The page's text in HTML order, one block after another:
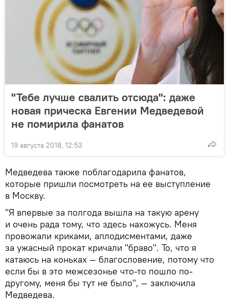
"Тебе лучше свалить отсюда": даже
новая прическа Евгении Медведевой
не помирила фанатов
19 августа 2018, 12:53
Медведева также поблагодарила фанатов,
которые пришли посмотреть на ее выступление
в Москву.
"Я впервые за полгода вышла на такую арену
и очень рада тому, что здесь нахожусь. Меня
провожали криками, аплодисментами, даже
за ужасный прокат кричали "браво". То, что я
катаюсь на коньках — благословение, потому что
если бы в это межсезонье что-то пошло по-
другому, меня бы тут не было", — заключила
Медведева.